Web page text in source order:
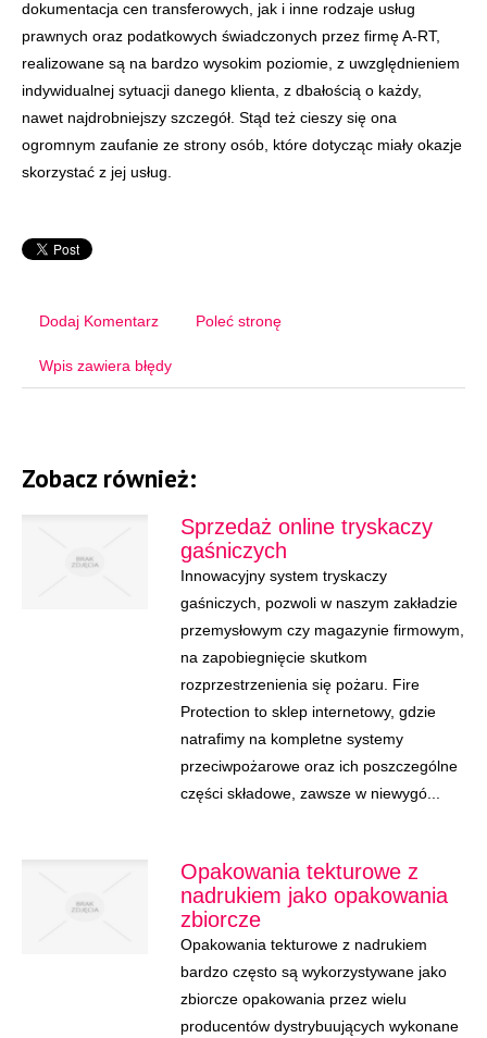
dokumentacja cen transferowych, jak i inne rodzaje usług
prawnych oraz podatkowych świadczonych przez firmę A-RT,
realizowane są na bardzo wysokim poziomie, z uwzględnieniem
indywidualnej sytuacji danego klienta, z dbałością o każdy,
nawet najdrobniejszy szczegół. Stąd też cieszy się ona
ogromnym zaufanie ze strony osób, które dotycząc miały okazje
skorzystać z jej usług.
Dodaj Komentarz Poleć stronę
Wpis zawiera błędy
Zobacz również:
Sprzedaż online tryskaczy
gaśniczych
Innowacyjny system tryskaczy
gaśniczych, pozwoli w naszym zakładzie
przemysłowym czy magazynie firmowym,
na zapobiegnięcie skutkom
rozprzestrzenienia się pożaru. Fire
Protection to sklep internetowy, gdzie
natrafimy na kompletne systemy
przeciwpożarowe oraz ich poszczególne
części składowe, zawsze w niewygó...
Opakowania tekturowe z
nadrukiem jako opakowania
zbiorcze
Opakowania tekturowe z nadrukiem
bardzo często są wykorzystywane jako
zbiorcze opakowania przez wielu
producentów dystrybuujących wykonane